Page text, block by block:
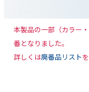
本製品の一部（カラー
番となりました。
詳しくは廃番品リスト